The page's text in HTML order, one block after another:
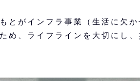
とがインフラ事業（生活に欠
め、ライフラインを大切にし